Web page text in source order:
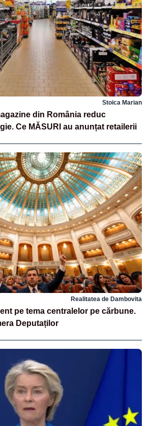
Stoica Marian
din România reduc
Ce MĂSURI au anunțat retailerii
Realitatea de Dambovita
pe tema centralelor pe cărbune.
Deputaților